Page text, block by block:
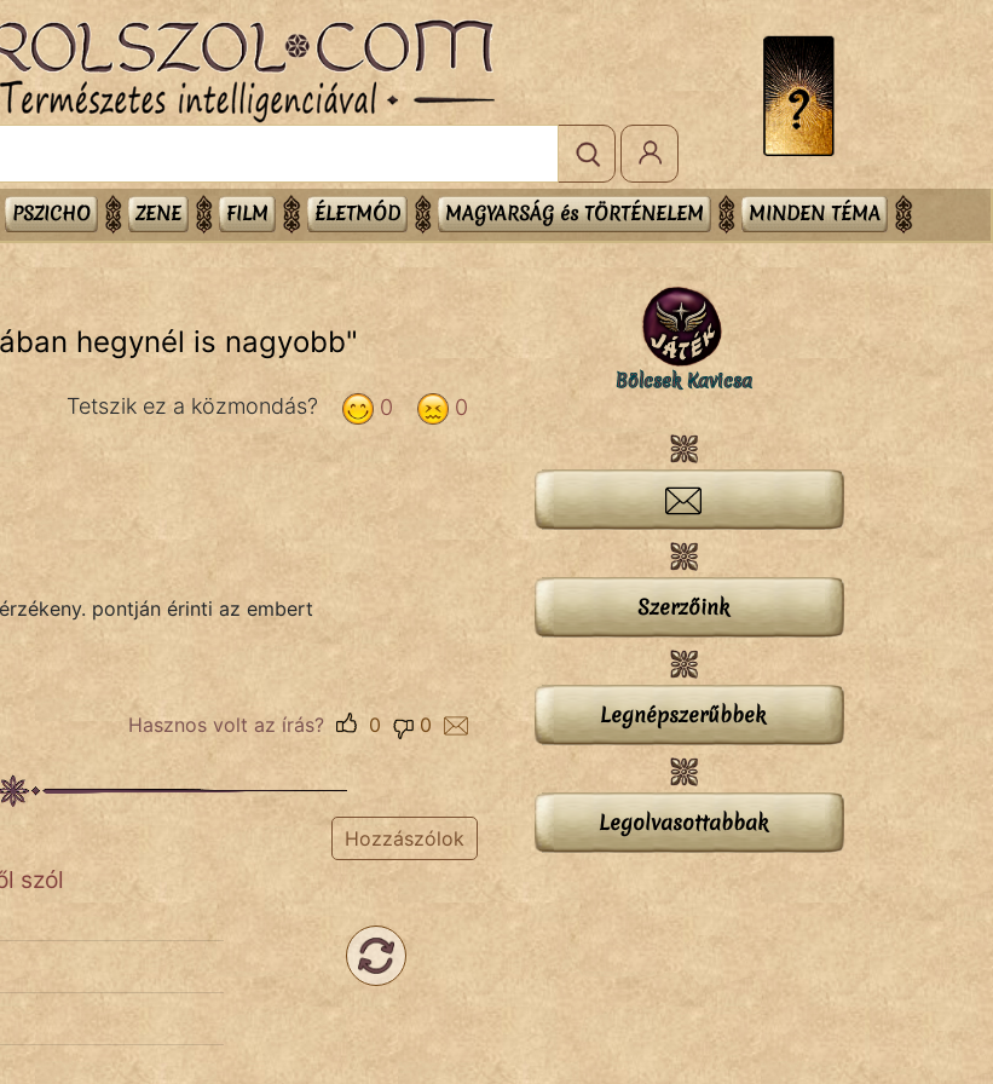
PSZICHO ZENE FILM ÉLETMÓD MAGYARSÁG és TÖRTÉNELEM MINDEN TÉMA
hegynél is nagyobb"
0
0
Tetszik ez a közmondás?
pontján érinti az embert
Hasznos volt az írás? 0
0
Hozzászólok
szól
Bölcsek Kavicsa
Szerzőink
Legnépszerűbbek
Legolvasottabbak